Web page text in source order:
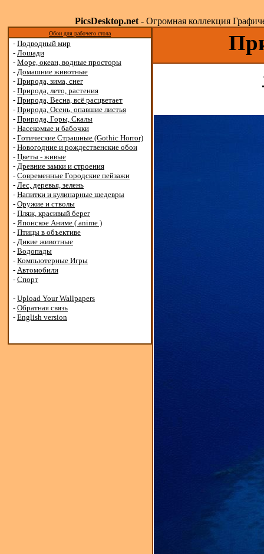
PicsDesktop.net- Огромная коллекция
Обои для рабочего стола
- Подводный мир
- Лошади
- Море, океан, водные просторы
- Домашние животные
- Природа, зима, снег
- Природа, лето, растения
- Природа, Весна, всё расцветает
- Природа, Осень, опавшие листья
- Природа, Горы, Скалы
- Насекомые и бабочки
- Готические Страшные (Gothic Horror)
- Новогодние и рождественские обои
- Цветы - живые
- Древние замки и строения
- Современные Городские пейзажи
- Лес, деревья, зелень
- Напитки и кулинарные шедевры
- Оружие и стволы
- Пляж, красивый берег
- Японское Аниме ( anime )
- Птицы в объективе
- Дикие животные
- Водопады
- Компьютерные Игры
- Автомобили
- Спорт
- Upload Your Wallpapers
- Обратная связь
- English version